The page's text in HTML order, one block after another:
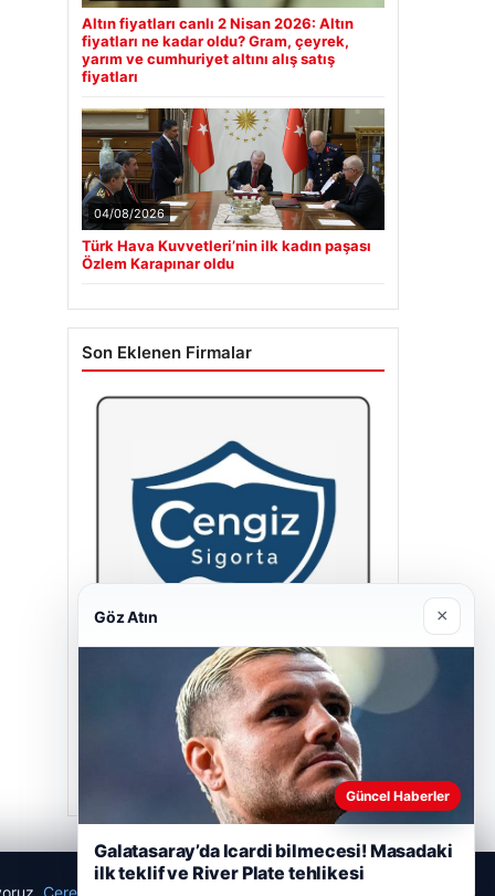
Altın fiyatları canlı 2 Nisan 2026: Altın
fiyatları ne kadar oldu? Gram, çeyrek,
yarım ve cumhuriyet altını alış satış
fiyatları
04/08/2026
Türk Hava Kuvvetleri’nin ilk kadın paşası
Özlem Karapınar oldu
Son Eklenen Firmalar
Cengiz Sigorta
Çerez Politikamız
Göz Atın ×
Güncel Haberler
Galatasaray’da Icardi bilmecesi! Masadaki
ilk teklif ve River Plate tehlikesi